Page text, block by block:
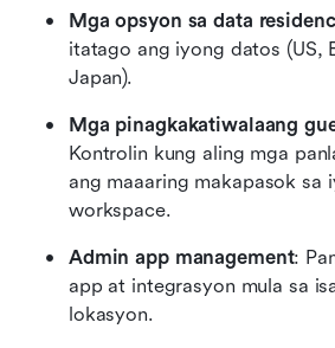
Mga opsyon sa data
itatago ang iyong datos (US,
Japan).
Mga pinagkakatiwalaang
Kontrolin kung aling mga
ang maaaring makapasok sa
workspace.
Admin app management:
app at integrasyon mula sa
lokasyon.